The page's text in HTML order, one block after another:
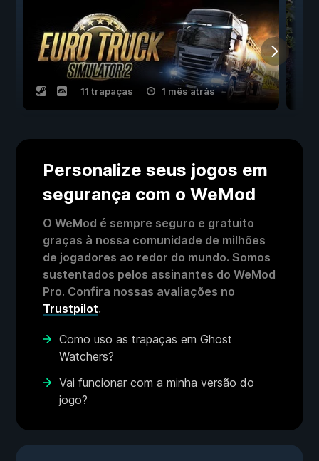
11 trapaças 1 mês atrás
Personalize seus jogos em
segurança com o WeMod
O WeMod é sempre seguro e gratuito
graças à nossa comunidade de milhões
de jogadores ao redor do mundo. Somos
sustentados pelos assinantes do WeMod
Pro. Confira nossas avaliações no
Trustpilot.
Como uso as trapaças em Ghost
Watchers?
Vai funcionar com a minha versão do
jogo?